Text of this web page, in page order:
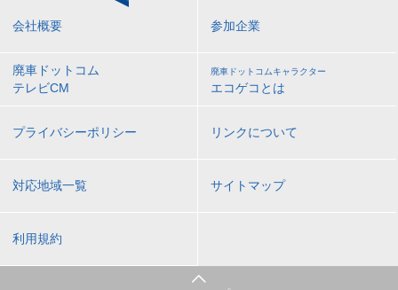
会社概要 参加企業
廃車ドットコム
テレビCM
廃車ドットコムキャラクター
エコゲコとは
プライバシーポリシー リンクについて
対応地域一覧 サイトマップ
利用規約